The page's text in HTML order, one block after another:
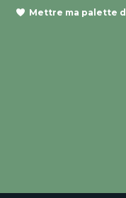
Mettre ma palette